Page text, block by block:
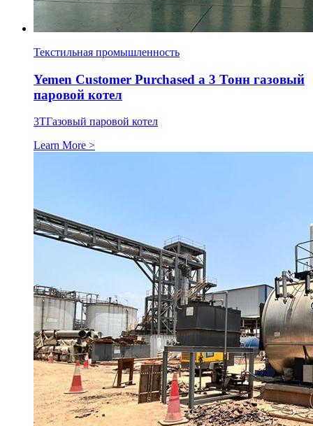
Текстильная промышленность
Yemen Customer Purchased a 3 Тонн газовый
паровой котел
3ТГазовый паровой котел
Learn More >